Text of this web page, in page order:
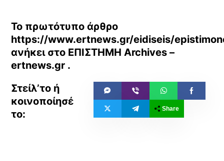
Το πρωτότυπο άρθρο
https://www.ertnews.gr/eidiseis/
ανήκει στο ΕΠΙΣΤΗΜΗ Archives –
ertnews.gr .
Share